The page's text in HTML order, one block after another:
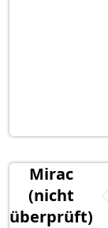
Mirac
(nicht
überprüft)